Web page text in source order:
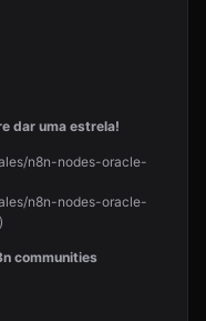
dar uma estrela!
n8n-nodes-oracle-
n8n-nodes-oracle-
communities